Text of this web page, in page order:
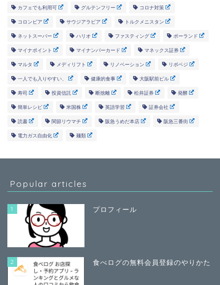
カフェでも利用可 グルテンフリー コロナ対策
コロンビア サウジアラビア トルクメニスタン
ネットスーパー ハリオ ファスティング ポーランド
マイナポイント マイナンバーカード マネックス証券
マルタ メディリフト リノベーション リボベジ
一人でも入りやすい、 健康的食事 大阪駅前ビル
寿司 投資信託 断捨離 松井証券 発酵
簡単レシピ 米国株 英語学習 証券会社
読書 関節リウマチ 阪急うめだ本店 阪急三番街
電力ガス自由化 麺類
Popular articles
1 プロフィール
2 食べログの無料会員登録のやりかた